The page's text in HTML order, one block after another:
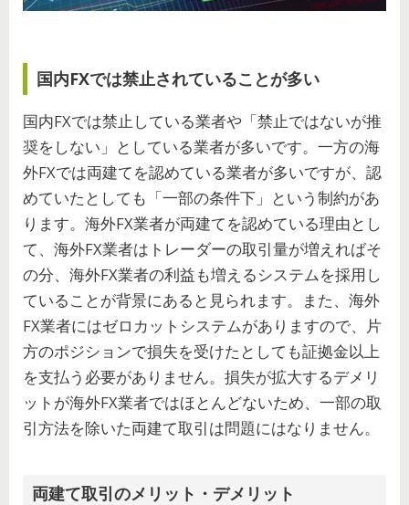
国内FXでは禁止されていることが多い
国内FXでは禁止している業者や「禁止ではないが推
奨をしない」としている業者が多いです。一方の海
外FXでは両建てを認めている業者が多いですが、認
めていたとしても「一部の条件下」という制約があ
ります。海外FX業者が両建てを認めている理由とし
て、海外FX業者はトレーダーの取引量が増えればそ
の分、海外FX業者の利益も増えるシステムを採用し
ていることが背景にあると見られます。また、海外
FX業者にはゼロカットシステムがありますので、片
方のポジションで損失を受けたとしても証拠金以上
を支払う必要がありません。損失が拡大するデメリ
ットが海外FX業者ではほとんどないため、一部の取
引方法を除いた両建て取引は問題にはなりません。
両建て取引のメリット・デメリット